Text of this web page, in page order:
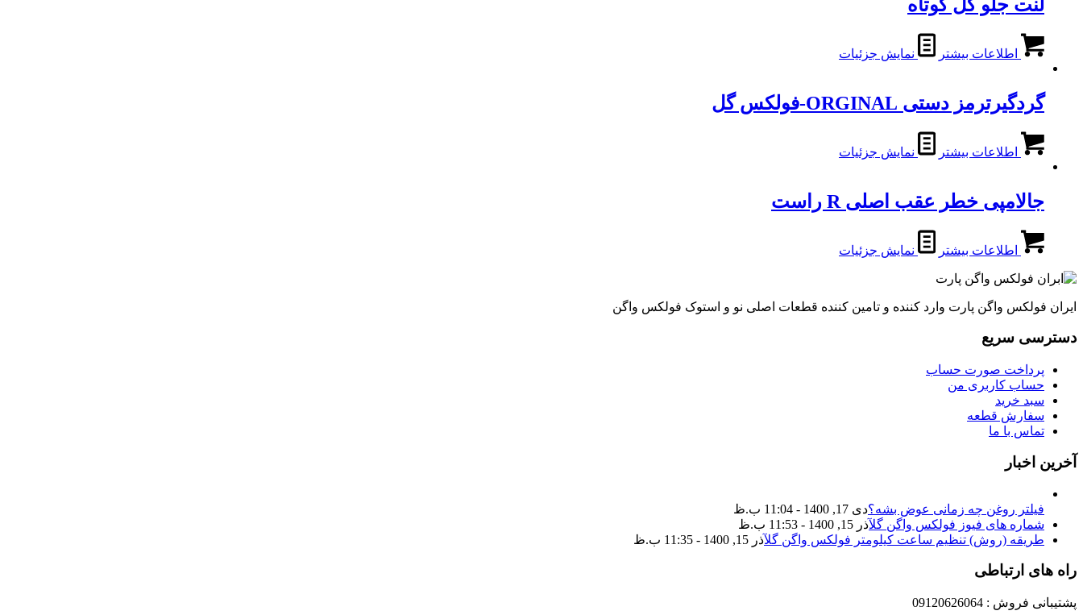
لنت جلو گل کوتاه
اطلاعات بیشتر نمایش جزئیات
گردگیرترمز دستی ORGINAL-فولکس گل
اطلاعات بیشتر نمایش جزئیات
جالامپی خطر عقب اصلی R راست
اطلاعات بیشتر نمایش جزئیات
ایران فولکس واگن پارت وارد کننده و تامین کننده قطعات اصلی نو و استوک فولکس واگن
دسترسی سریع
پرداخت صورت حساب
حساب کاربری من
سبد خرید
سفارش قطعه
تماس با ما
آخرین اخبار
فیلتر روغن چه زمانی عوض بشه؟دی 17, 1400 - 11:04 ب.ظ
شماره های فیوز فولکس واگن گلآذر 15, 1400 - 11:53 ب.ظ
طریقه (روش) تنظیم ساعت کیلومتر فولکس واگن گلآذر 15, 1400 - 11:35 ب.ظ
راه های ارتباطی
پشتیبانی فروش : 09120626064